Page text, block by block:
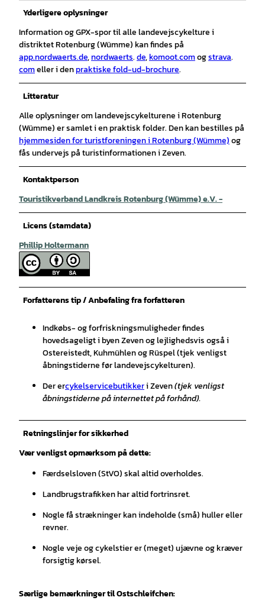
Yderligere oplysninger
Information og GPX-spor til alle landevejscykelture i
distriktet Rotenburg (Wümme) kan findes på
app.nordwaerts.de,nordwaerts.de,komoot.comogstrava.
comeller i denpraktiske fold-ud-brochure.
Litteratur
Alle oplysninger om landevejscykelturene i Rotenburg
(Wümme) er samlet i en praktisk folder. Den kan bestilles på
hjemmesiden for turistforeningen i Rotenburg (Wümme)og
fås undervejs på turistinformationen i Zeven.
Kontaktperson
Touristikverband Landkreis Rotenburg (Wümme) e.V. -
Licens (stamdata)
Phillip Holtermann
Forfatterens tip / Anbefaling fra forfatteren
Indkøbs- og forfriskningsmuligheder findes
hovedsageligt i byen Zeven og lejlighedsvis også i
Ostereistedt, Kuhmühlen og Rüspel (tjek venligst
åbningstiderne før landevejscykelturen).
Der ercykelservicebutikkeri Zeven(tjek venligst
åbningstiderne på internettet på forhånd).
Retningslinjer for sikkerhed
Vær venligst opmærksom på dette:
Færdselsloven (StVO) skal altid overholdes.
Landbrugstrafikken har altid fortrinsret.
Nogle få strækninger kan indeholde (små) huller eller
revner.
Nogle veje og cykelstier er (meget) ujævne og kræver
forsigtig kørsel.
Særlige bemærkninger til Ostschleifchen: